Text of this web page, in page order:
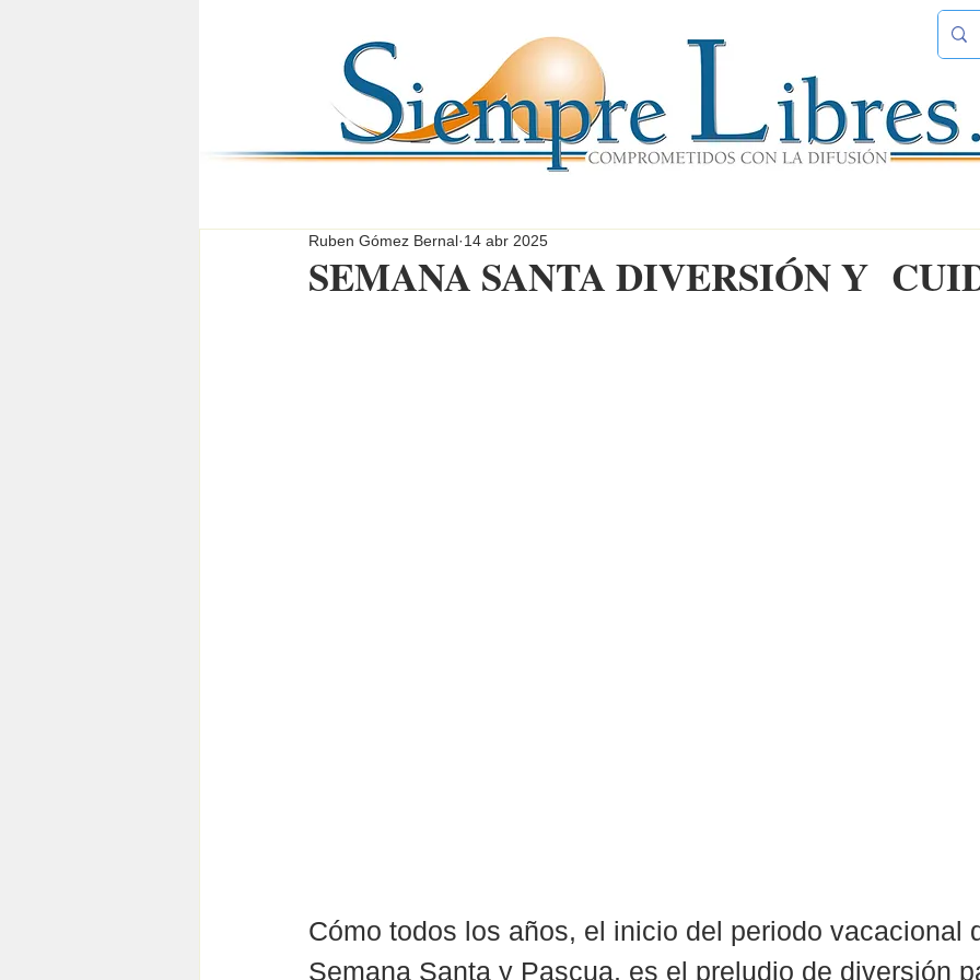
SEMANA SANTA DIVERSIÓN Y
Ruben Gómez Bernal 14 abr 2025
Cómo todos los años, el inicio del periodo vacacional
Semana Santa y Pascua, es el preludio de diversión